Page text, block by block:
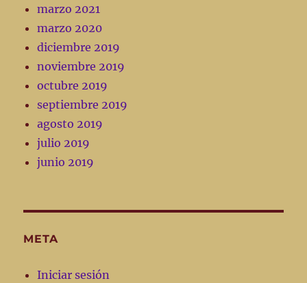
marzo 2021
marzo 2020
diciembre 2019
noviembre 2019
octubre 2019
septiembre 2019
agosto 2019
julio 2019
junio 2019
META
Iniciar sesión